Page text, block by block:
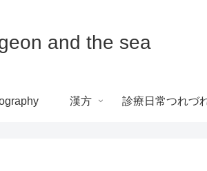
and the sea
漢方 診療日常つれづ